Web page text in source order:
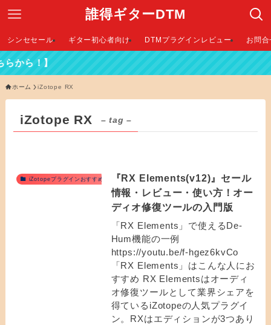
誰得ギターDTM
シンセセール ギター初心者向け DTMプラグインレビュー お問
ら！】
ホーム iZotope RX
iZotope RX – tag –
iZotopeプラグインおすすめ
『RX Elements(v12)』セール
情報・レビュー・使い方！オー
ディオ修復ツールの入門版
「RX Elements」で使えるDe-
Hum機能の一例
https://youtu.be/f-hgez6kvCo
「RX Elements」はこんな人にお
すすめ RX Elementsはオーディ
オ修復ツールとして業界シェアを
得ているiZotopeの人気プラグイ
ン。RXはエディションが3つあり